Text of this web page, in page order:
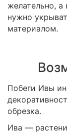
желательно,
нужно
материалом.
Побеги Ивы
обрезка.
Ива —